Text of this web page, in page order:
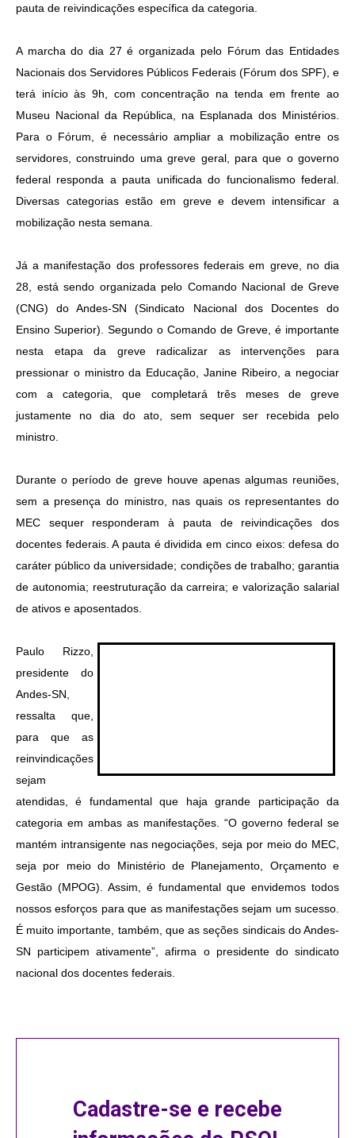
pauta de reivindicações específica da categoria.
A marcha do dia 27 é organizada pelo Fórum das Entidades
Nacionais dos Servidores Públicos Federais (Fórum dos SPF), e
terá início às 9h, com concentração na tenda em frente ao
Museu Nacional da República, na Esplanada dos Ministérios.
Para o Fórum, é necessário ampliar a mobilização entre os
servidores, construindo uma greve geral, para que o governo
federal responda a pauta unificada do funcionalismo federal.
Diversas categorias estão em greve e devem intensificar a
mobilização nesta semana.
Já a manifestação dos professores federais em greve, no dia
28, está sendo organizada pelo Comando Nacional de Greve
(CNG) do Andes-SN (Sindicato Nacional dos Docentes do
Ensino Superior). Segundo o Comando de Greve, é importante
nesta etapa da greve radicalizar as intervenções para
pressionar o ministro da Educação, Janine Ribeiro, a negociar
com a categoria, que completará três meses de greve
justamente no dia do ato, sem sequer ser recebida pelo
ministro.
Durante o período de greve houve apenas algumas reuniões,
sem a presença do ministro, nas quais os representantes do
MEC sequer responderam à pauta de reivindicações dos
docentes federais. A pauta é dividida em cinco eixos: defesa do
caráter público da universidade; condições de trabalho; garantia
de autonomia; reestruturação da carreira; e valorização salarial
de ativos e aposentados.
Paulo Rizzo,
presidente do
Andes-SN,
ressalta que,
para que as
reinvindicações
sejam
atendidas, é fundamental que haja grande participação da
categoria em ambas as manifestações. “O governo federal se
mantém intransigente nas negociações, seja por meio do MEC,
seja por meio do Ministério de Planejamento, Orçamento e
Gestão (MPOG). Assim, é fundamental que envidemos todos
nossos esforços para que as manifestações sejam um sucesso.
É muito importante, também, que as seções sindicais do Andes-
SN participem ativamente”, afirma o presidente do sindicato
nacional dos docentes federais.
Cadastre-se e recebe